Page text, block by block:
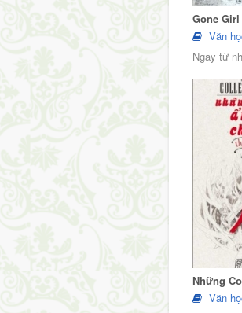
Gone
Văn
Ngay từ
Những
Văn